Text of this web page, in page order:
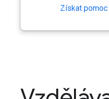
Získat